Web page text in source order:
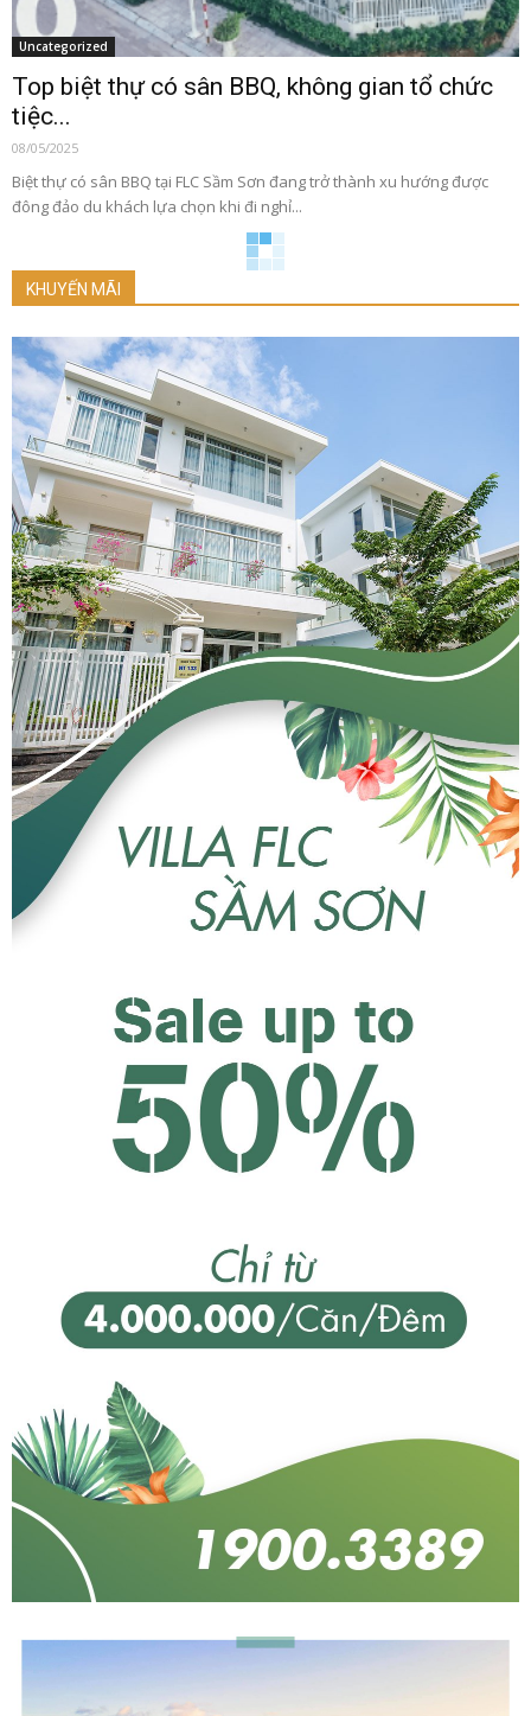
Uncategorized
Top biệt thự có sân BBQ, không gian tổ chức
tiệc...
08/05/2025
Biệt thự có sân BBQ tại FLC Sầm Sơn đang trở thành xu hướng được
đông đảo du khách lựa chọn khi đi nghỉ...
KHUYẾN MÃI